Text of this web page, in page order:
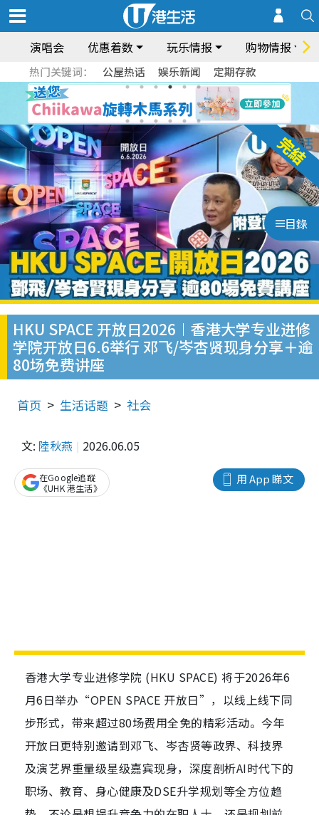
演唱会 优惠着数 玩乐情报 购物情报
热门关键词： 公屋热话 娱乐新闻 定期存款
目錄
HKU SPACE 开放日2026︱香港大学专业进修
学院开放日6.6举行 邓飞/岑杏贤现身分享＋逾
80场免费讲座
首页 生活话题 社会
文: 陸秋燕 2026.06.05
用 App 睇文
在Google追蹤
《UHK 港生活》
香港大学专业进修学院 (HKU SPACE) 将于2026年6
月6日举办“OPEN SPACE 开放日”，以线上线下同
步形式，带来超过80场费用全免的精彩活动。今年
开放日更特别邀请到邓飞、岑杏贤等政界、科技界
及演艺界重量级星级嘉宾现身，深度剖析AI时代下的
职场、教育、身心健康及DSE升学规划等全方位趋